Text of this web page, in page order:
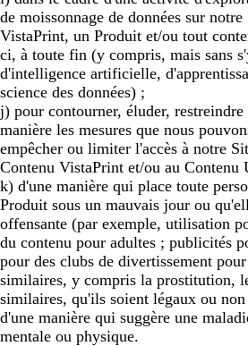
de moissonnage de données sur
VistaPrint, un Produit et/ou tout
ci, à toute fin (y compris, mais sans
d'intelligence artificielle,
science des données) ;
j) pour contourner, éluder,
manière les mesures que nous
empêcher ou limiter l'accès à notre
Contenu VistaPrint et/ou au Contenu
k) d'une manière qui place toute
Produit sous un mauvais jour ou
offensante (par exemple, utilisation
du contenu pour adultes ; publicités
pour des clubs de divertissement
similaires, y compris la prostitution,
similaires, qu'ils soient légaux ou
d'une manière qui suggère une
mentale ou physique.